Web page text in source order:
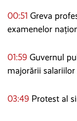
00:51 Greva
examenelor
01:59 Guvernul
majorării
03:49 Protest al